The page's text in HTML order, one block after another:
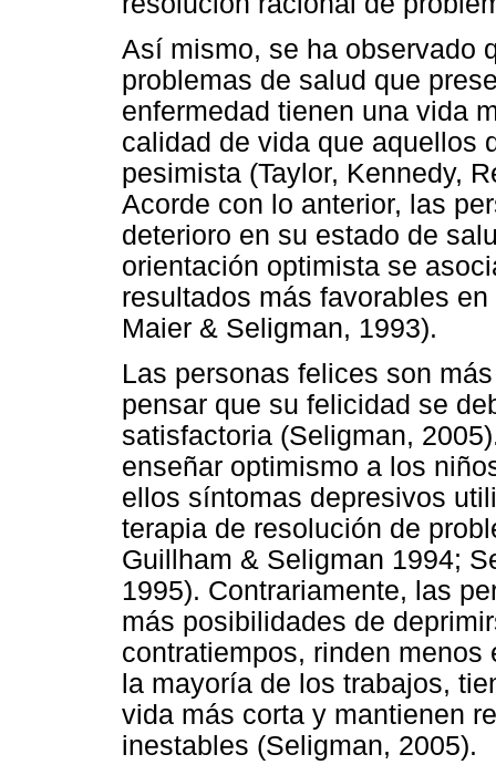
Así mismo, se ha observado
problemas de salud que
enfermedad tienen una vida
calidad de vida que aquellos
pesimista (Taylor, Kennedy,
Acorde con lo anterior, las
deterioro en su estado de
orientación optimista se
resultados más favorables
Maier & Seligman, 1993).
Las personas felices son
pensar que su felicidad se
satisfactoria (Seligman,
enseñar optimismo a los
ellos síntomas depresivos
terapia de resolución de
Guillham & Seligman 1994;
1995). Contrariamente, las
más posibilidades de
contratiempos, rinden
la mayoría de los trabajos,
vida más corta y mantienen
inestables (Seligman, 2005).